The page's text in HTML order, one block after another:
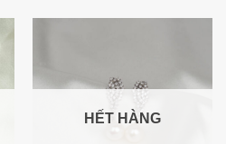
HẾT HÀNG